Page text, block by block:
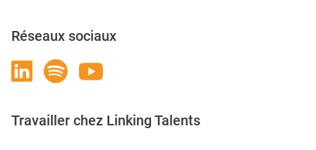
Réseaux sociaux
Travailler chez Linking Talents